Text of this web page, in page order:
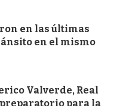
en las últimas
en el mismo
Valverde, Real
para la